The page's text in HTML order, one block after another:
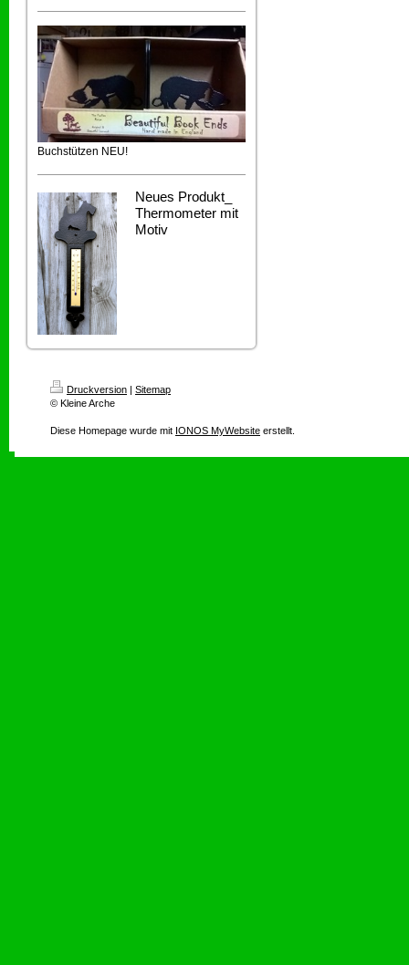
Buchstützen NEU!
Neues Produkt_
Thermometer mit
Motiv
Druckversion | Sitemap
© Kleine Arche
Diese Homepage wurde mit IONOS MyWebsite erstellt.